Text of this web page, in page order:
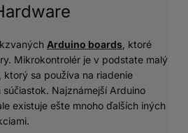
Arduino boards , ktoré
Mikrokontrolér je v podstate malý
ktorý sa používa na riadenie
Najznámejší Arduino
existuje ešte mnoho ďalších iných